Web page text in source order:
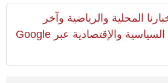
المحلية والرياضية وآخر
المستجدات السياسية والإقتصادية عبر Google